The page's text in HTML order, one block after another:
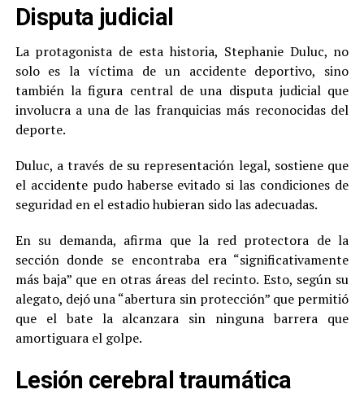
Disputa judicial
La protagonista de esta historia, Stephanie Duluc, no
solo es la víctima de un accidente deportivo, sino
también la figura central de una disputa judicial que
involucra a una de las franquicias más reconocidas del
deporte.
Duluc, a través de su representación legal, sostiene que
el accidente pudo haberse evitado si las condiciones de
seguridad en el estadio hubieran sido las adecuadas.
En su demanda, afirma que la red protectora de la
sección donde se encontraba era “significativamente
más baja” que en otras áreas del recinto. Esto, según su
alegato, dejó una “abertura sin protección” que permitió
que el bate la alcanzara sin ninguna barrera que
amortiguara el golpe.
Lesión cerebral traumática